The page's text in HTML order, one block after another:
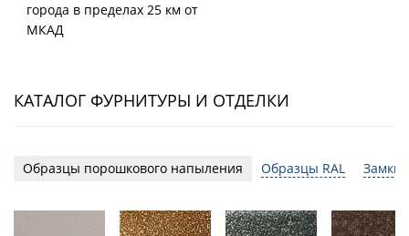
города в пределах 25 км от
МКАД
КАТАЛОГ ФУРНИТУРЫ И ОТДЕЛКИ
Образцы порошкового напыления Образцы RAL Замки